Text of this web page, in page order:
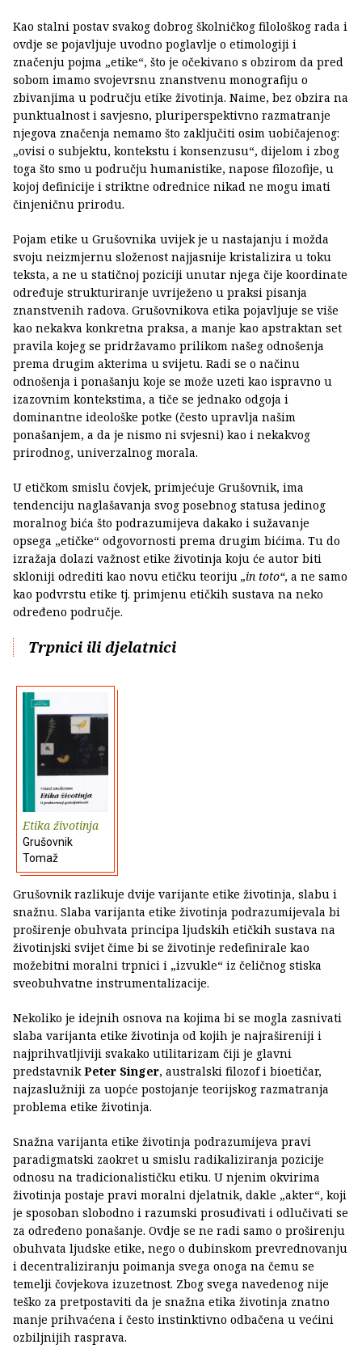
Kao stalni postav svakog dobrog školničkog filološkog rada i
ovdje se pojavljuje uvodno poglavlje o etimologiji i
značenju pojma „etike“, što je očekivano s obzirom da pred
sobom imamo svojevrsnu znanstvenu monografiju o
zbivanjima u području etike životinja. Naime, bez obzira na
punktualnost i savjesno, pluriperspektivno razmatranje
njegova značenja nemamo što zaključiti osim uobičajenog:
„ovisi o subjektu, kontekstu i konsenzusu“, dijelom i zbog
toga što smo u području humanistike, napose filozofije, u
kojoj definicije i striktne odrednice nikad ne mogu imati
činjeničnu prirodu.
Pojam etike u Grušovnika uvijek je u nastajanju i možda
svoju neizmjernu složenost najjasnije kristalizira u toku
teksta, a ne u statičnoj poziciji unutar njega čije koordinate
određuje strukturiranje uvriježeno u praksi pisanja
znanstvenih radova. Grušovnikova etika pojavljuje se više
kao nekakva konkretna praksa, a manje kao apstraktan set
pravila kojeg se pridržavamo prilikom našeg odnošenja
prema drugim akterima u svijetu. Radi se o načinu
odnošenja i ponašanju koje se može uzeti kao ispravno u
izazovnim kontekstima, a tiče se jednako odgoja i
dominantne ideološke potke (često upravlja našim
ponašanjem, a da je nismo ni svjesni) kao i nekakvog
prirodnog, univerzalnog morala.
U etičkom smislu čovjek, primjećuje Grušovnik, ima
tendenciju naglašavanja svog posebnog statusa jedinog
moralnog bića što podrazumijeva dakako i sužavanje
opsega „etičke“ odgovornosti prema drugim bićima. Tu do
izražaja dolazi važnost etike životinja koju će autor biti
skloniji odrediti kao novu etičku teoriju „in toto“, a ne samo
kao podvrstu etike tj. primjenu etičkih sustava na neko
određeno područje.
Trpnici ili djelatnici
Etika životinja
Grušovnik
Tomaž
Grušovnik razlikuje dvije varijante etike životinja, slabu i
snažnu. Slaba varijanta etike životinja podrazumijevala bi
proširenje obuhvata principa ljudskih etičkih sustava na
životinjski svijet čime bi se životinje redefinirale kao
možebitni moralni trpnici i „izvukle“ iz čeličnog stiska
sveobuhvatne instrumentalizacije.
Nekoliko je idejnih osnova na kojima bi se mogla zasnivati
slaba varijanta etike životinja od kojih je najrašireniji i
najprihvatljiviji svakako utilitarizam čiji je glavni
predstavnikPeter Singer, australski filozof i bioetičar,
najzaslužniji za uopće postojanje teorijskog razmatranja
problema etike životinja.
Snažna varijanta etike životinja podrazumijeva pravi
paradigmatski zaokret u smislu radikaliziranja pozicije
odnosu na tradicionalističku etiku. U njenim okvirima
životinja postaje pravi moralni djelatnik, dakle „akter“, koji
je sposoban slobodno i razumski prosuđivati i odlučivati se
za određeno ponašanje. Ovdje se ne radi samo o proširenju
obuhvata ljudske etike, nego o dubinskom prevrednovanju
i decentraliziranju poimanja svega onoga na čemu se
temelji čovjekova izuzetnost. Zbog svega navedenog nije
teško za pretpostaviti da je snažna etika životinja znatno
manje prihvaćena i često instinktivno odbačena u većini
ozbiljnijih rasprava.